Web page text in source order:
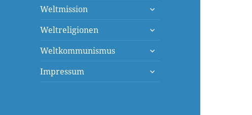
Weltmission
untermenü
Weltreligionen
untermenü
Weltkommunismus
untermenü
Impressum
untermenü